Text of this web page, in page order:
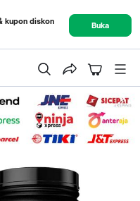
kupon diskon
Buka